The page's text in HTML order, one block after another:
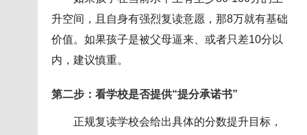
升空间，且自身有强烈复读意愿，那8万就有基础
价值。如果孩子是被父母逼来、或者只差10分以
内，建议慎重。
第二步：看学校是否提供“提分承诺书”
正规复读学校会给出具体的分数提升目标，